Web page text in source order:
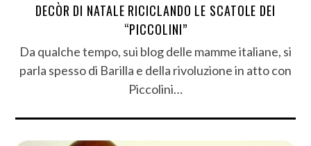
DECÒR DI NATALE RICICLANDO LE SCATOLE DEI
“PICCOLINI”
Da qualche tempo, sui blog delle mamme italiane, si
parla spesso di Barilla e della rivoluzione in atto con
Piccolini…